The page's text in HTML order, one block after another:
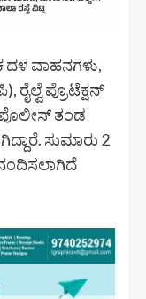
ದಳ ವಾಹನಗಳು,
ರೈಲ್ವೆ ಪ್ರೊಟೆಕ್ಷನ್
ತಂಡ
ಸುಮಾರು 2